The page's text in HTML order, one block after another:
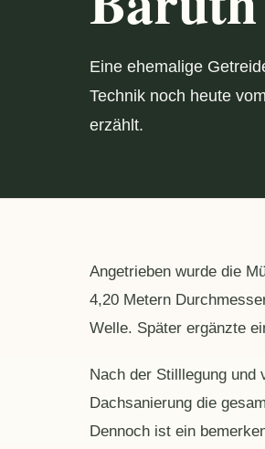
Eine ehemalige
Technik noch heute
erzählt.
Angetrieben wurde die
4,20 Metern
Welle. Später ergänzte
Nach der Stilllegung und
Dachsanierung die
Dennoch ist ein